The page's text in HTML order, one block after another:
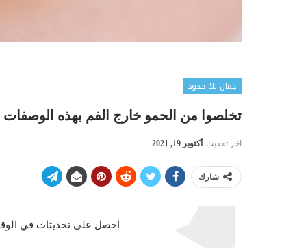
جمال بلا حدود
تخلصوا من الحمو خارج الفم بهذه الوصفات
آخر تحديث أكتوبر 19, 2021
شارك
احصل على تحديثات في